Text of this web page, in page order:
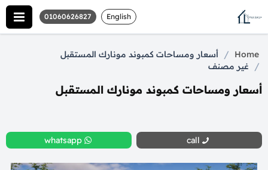
English
01060626827
Home
/ أسعار ومساحات كمبوند مونارك المستقبل
/ غير مصنف
أسعار ومساحات كمبوند مونارك المستقبل
call
whatsapp